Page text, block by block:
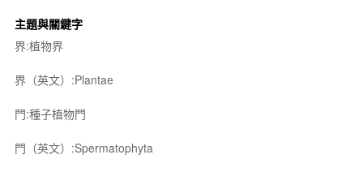
主題與關鍵字
界:植物界
界（英文）:Plantae
門:種子植物門
門（英文）:Spermatophyta